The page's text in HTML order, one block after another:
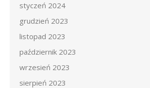
styczeń 2024
grudzień 2023
listopad 2023
październik 2023
wrzesień 2023
sierpień 2023